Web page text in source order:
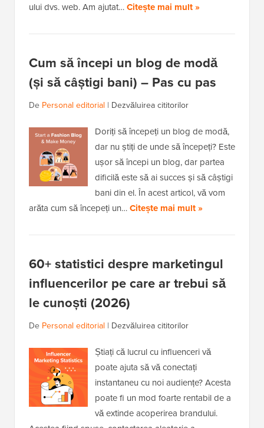
ului dvs. web. Am ajutat…Citește mai mult »
Cum să începi un blog de modă
(și să câștigi bani) – Pas cu pas
De Personal editorial | Dezvăluirea cititorilor
Doriți să începeți un blog de modă,
dar nu știți de unde să începeți? Este
ușor să începi un blog, dar partea
dificilă este să ai succes și să câștigi
bani din el. În acest articol, vă vom
arăta cum să începeți un…Citește mai mult »
60+ statistici despre marketingul
influencerilor pe care ar trebui să
le cunoști (2026)
De Personal editorial | Dezvăluirea cititorilor
Știați că lucrul cu influenceri vă
poate ajuta să vă conectați
instantaneu cu noi audiențe? Acesta
poate fi un mod foarte rentabil de a
vă extinde acoperirea brandului.